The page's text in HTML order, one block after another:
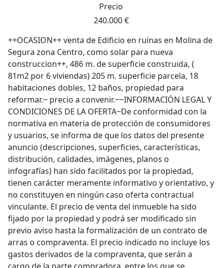
Precio
240.000 €
++OCASION++ venta de Edificio en ruinas en Molina de
Segura zona Centro, como solar para nueva
construccion++, 486 m. de superficie construida, (
81m2 por 6 viviendas) 205 m. superficie parcela, 18
habitaciones dobles, 12 baños, propiedad para
reformar.~ precio a convenir.~~INFORMACIÓN LEGAL Y
CONDICIONES DE LA OFERTA~De conformidad con la
normativa en materia de protección de consumidores
y usuarios, se informa de que los datos del presente
anuncio (descripciones, superficies, características,
distribución, calidades, imágenes, planos o
infografías) han sido facilitados por la propiedad,
tienen carácter meramente informativo y orientativo, y
no constituyen en ningún caso oferta contractual
vinculante. El precio de venta del inmueble ha sido
fijado por la propiedad y podrá ser modificado sin
previo aviso hasta la formalización de un contrato de
arras o compraventa. El precio indicado no incluye los
gastos derivados de la compraventa, que serán a